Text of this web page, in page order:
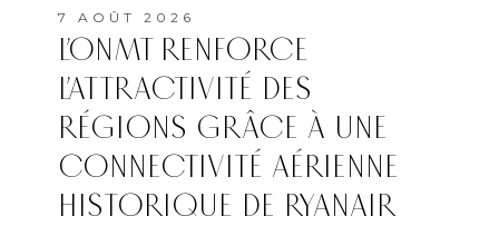
7 AOÛT 2026
L’ONMT RENFORCE
L’ATTRACTIVITÉ DES
RÉGIONS GRÂCE À UNE
CONNECTIVITÉ AÉRIENNE
HISTORIQUE DE RYANAIR